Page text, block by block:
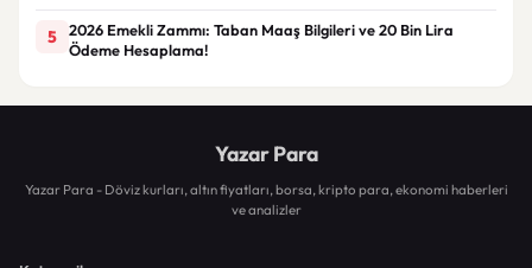
5
2026 Emekli Zammı: Taban Maaş Bilgileri ve 20 Bin Lira
Ödeme Hesaplama!
Yazar Para
Yazar Para - Döviz kurları, altın fiyatları, borsa, kripto para, ekonomi haberleri
ve analizler